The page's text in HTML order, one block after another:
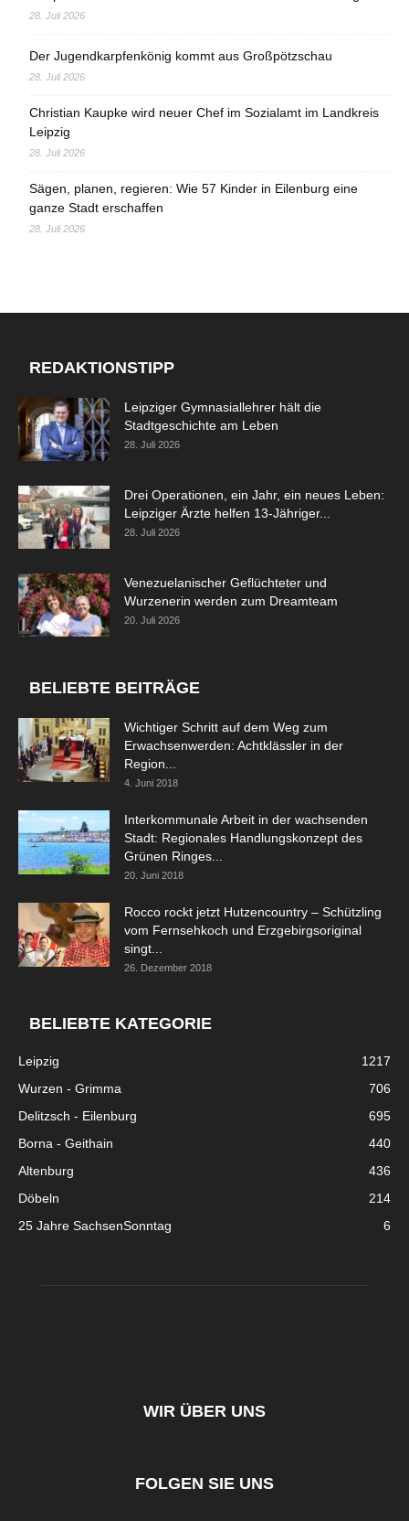
28. Juli 2026
Der Jugendkarpfenkönig kommt aus Großpötzschau
28. Juli 2026
Christian Kaupke wird neuer Chef im Sozialamt im Landkreis
Leipzig
28. Juli 2026
Sägen, planen, regieren: Wie 57 Kinder in Eilenburg eine
ganze Stadt erschaffen
28. Juli 2026
REDAKTIONSTIPP
Leipziger Gymnasiallehrer hält die
Stadtgeschichte am Leben
28. Juli 2026
Drei Operationen, ein Jahr, ein neues Leben:
Leipziger Ärzte helfen 13-Jähriger...
28. Juli 2026
Venezuelanischer Geflüchteter und
Wurzenerin werden zum Dreamteam
20. Juli 2026
BELIEBTE BEITRÄGE
Wichtiger Schritt auf dem Weg zum
Erwachsenwerden: Achtklässler in der
Region...
4. Juni 2018
Interkommunale Arbeit in der wachsenden
Stadt: Regionales Handlungskonzept des
Grünen Ringes...
20. Juni 2018
Rocco rockt jetzt Hutzencountry – Schützling
vom Fernsehkoch und Erzgebirgsoriginal
singt...
26. Dezember 2018
BELIEBTE KATEGORIE
Leipzig
1217
Wurzen - Grimma
706
Delitzsch - Eilenburg
695
Borna - Geithain
440
Altenburg
436
Döbeln
214
25 Jahre SachsenSonntag
6
WIR ÜBER UNS
FOLGEN SIE UNS